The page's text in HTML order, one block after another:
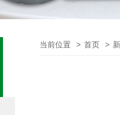
当前位置 > 首页 >